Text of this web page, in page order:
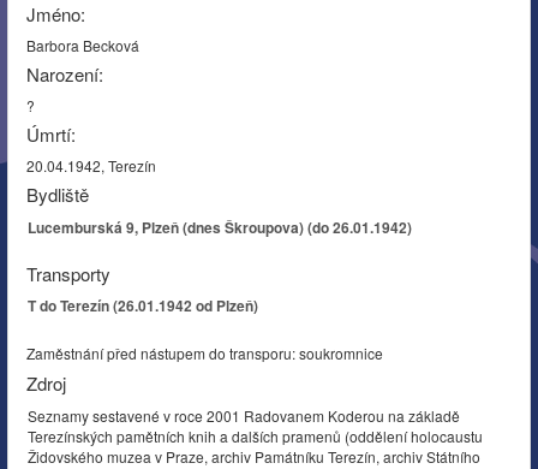
Jméno:
Barbora Becková
Narození:
?
Úmrtí:
20.04.1942, Terezín
Bydliště
Lucemburská 9, Plzeň (dnes Škroupova) (do 26.01.1942)
Transporty
T do Terezín (26.01.1942 od Plzeň)
Zaměstnání před nástupem do transporu: soukromnice
Zdroj
Seznamy sestavené v roce 2001 Radovanem Koderou na základě
Terezínských pamětních knih a dalších pramenů (oddělení holocaustu
Židovského muzea v Praze, archiv Památníku Terezín, archiv Státního